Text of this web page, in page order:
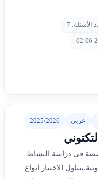
الأسئلة: 7
عربي 2025/2026
في دراسة النشاط
الاختبار أنواع